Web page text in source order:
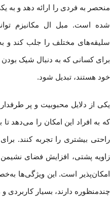
منحصر به فردی را ارائه دهد و به
شده است. مبل ال مکانیزم
سلیقه‌های مختلف را جلب کند و
برای کسانی که به دنبال شیک
خود هستند، تبدیل شود.
یکی از دلایل محبوبیت و پر
که به افراد این امکان را می‌دهد
راحتی بیشتری را تجربه کنند.
زاویه پشتی، افزایش فضای
امکان‌پذیر است. این ویژگی‌ها
چندمنظوره دارند، بسیار